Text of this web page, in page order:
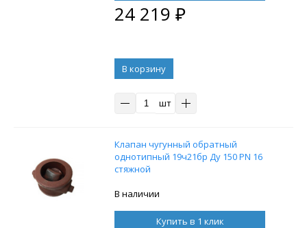
24 219 ₽
В корзину
шт
Клапан чугунный обратный
однотипный 19ч21бр Ду 150 PN 16
стяжной
В наличии
Купить в 1 клик